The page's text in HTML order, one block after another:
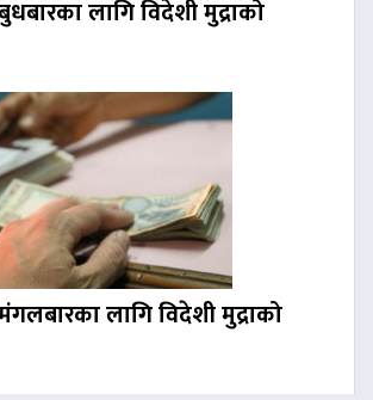
लागि विदेशी मुद्राको
लागि विदेशी मुद्राको